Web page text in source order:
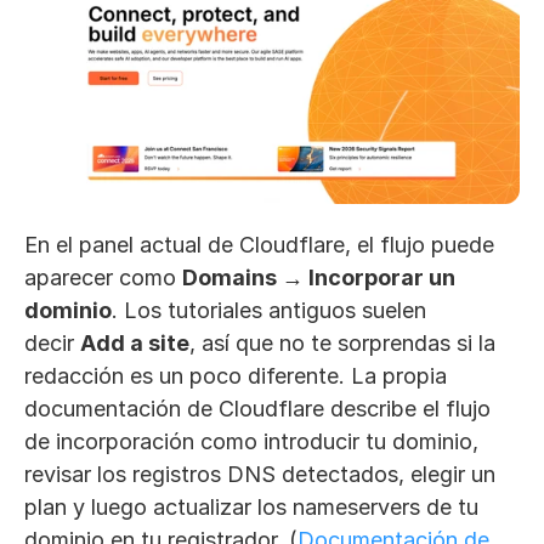
En el panel actual de Cloudflare, el flujo puede
aparecer como Domains → Incorporar un
dominio. Los tutoriales antiguos suelen
decir Add a site, así que no te sorprendas si la
redacción es un poco diferente. La propia
documentación de Cloudflare describe el flujo
de incorporación como introducir tu dominio,
revisar los registros DNS detectados, elegir un
plan y luego actualizar los nameservers de tu